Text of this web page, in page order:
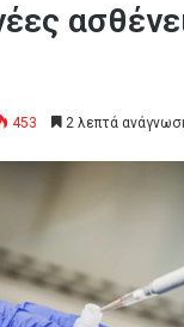
453 2 λεπτά